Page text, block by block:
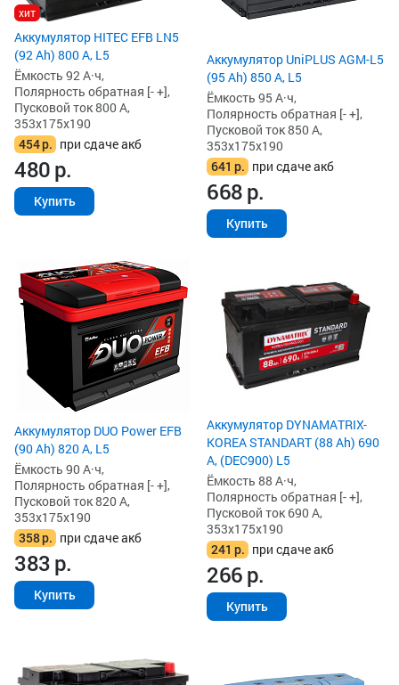
хит
Аккумулятор HITEC EFB LN5
(92 Ah) 800 А, L5
Ёмкость 92 А·ч,
Полярность обратная [- +],
Пусковой ток 800 А,
353x175x190
454р. при сдаче акб
480р.
Купить
Аккумулятор UniPLUS AGM-L5
(95 Ah) 850 А, L5
Ёмкость 95 А·ч,
Полярность обратная [- +],
Пусковой ток 850 А,
353x175x190
641 р. при сдаче акб
668р.
Купить
Аккумулятор DUO Power EFB
(90 Ah) 820 А, L5
Ёмкость 90 А·ч,
Полярность обратная [- +],
Пусковой ток 820 А,
353x175x190
358р. при сдаче акб
383р.
Купить
Аккумулятор DYNAMATRIX-
KOREA STANDART (88 Ah) 690
А, (DEC900) L5
Ёмкость 88 А·ч,
Полярность обратная [- +],
Пусковой ток 690 А,
353x175x190
241 р. при сдаче акб
266р.
Купить